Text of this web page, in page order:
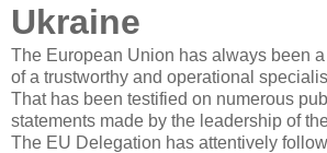
Ukraine
The European Union has always been
of a trustworthy and operational
That has been testified on numerous
statements made by the leadership of
The EU Delegation has attentively